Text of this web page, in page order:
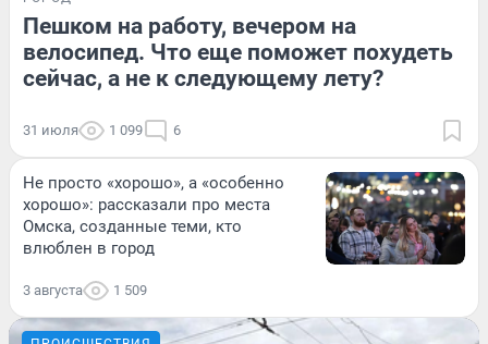
Пешком на работу, вечером на
велосипед. Что еще поможет похудеть
сейчас, а не к следующему лету?
31 июля 1 099 6
Не просто «хорошо», а «особенно
хорошо»: рассказали про места
Омска, созданные теми, кто
влюблен в город
3 августа 1 509